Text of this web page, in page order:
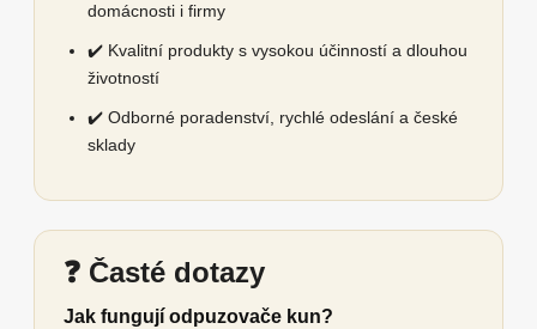
domácnosti i firmy
✔️ Kvalitní produkty s vysokou účinností a dlouhou
životností
✔️ Odborné poradenství, rychlé odeslání a české
sklady
❓ Časté dotazy
Jak fungují odpuzovače kun?